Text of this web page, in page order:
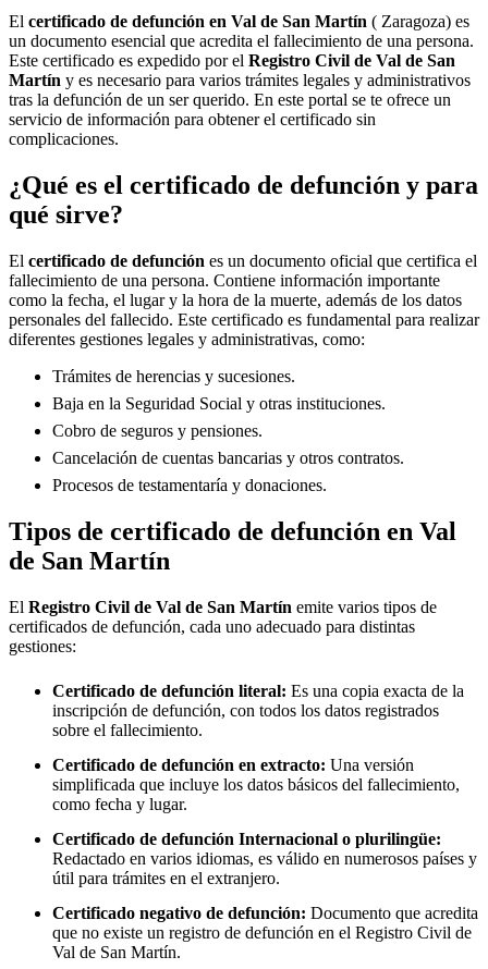
El certificado de defunción en Val de San Martín ( Zaragoza) es
un documento esencial que acredita el fallecimiento de una persona.
Este certificado es expedido por el Registro Civil de Val de San
Martín y es necesario para varios trámites legales y administrativos
tras la defunción de un ser querido. En este portal se te ofrece un
servicio de información para obtener el certificado sin
complicaciones.
¿Qué es el certificado de defunción y para
qué sirve?
El certificado de defunción es un documento oficial que certifica el
fallecimiento de una persona. Contiene información importante
como la fecha, el lugar y la hora de la muerte, además de los datos
personales del fallecido. Este certificado es fundamental para realizar
diferentes gestiones legales y administrativas, como:
Trámites de herencias y sucesiones.
Baja en la Seguridad Social y otras instituciones.
Cobro de seguros y pensiones.
Cancelación de cuentas bancarias y otros contratos.
Procesos de testamentaría y donaciones.
Tipos de certificado de defunción en Val
de San Martín
El Registro Civil de Val de San Martín emite varios tipos de
certificados de defunción, cada uno adecuado para distintas
gestiones:
Certificado de defunción literal: Es una copia exacta de la
inscripción de defunción, con todos los datos registrados
sobre el fallecimiento.
Certificado de defunción en extracto: Una versión
simplificada que incluye los datos básicos del fallecimiento,
como fecha y lugar.
Certificado de defunción Internacional o plurilingüe:
Redactado en varios idiomas, es válido en numerosos países y
útil para trámites en el extranjero.
Certificado negativo de defunción: Documento que acredita
que no existe un registro de defunción en el Registro Civil de
Val de San Martín.